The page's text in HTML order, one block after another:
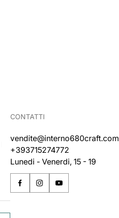
CONTATTI
vendite@interno680craft.com
+393715274772
Lunedi - Venerdi, 15 - 19